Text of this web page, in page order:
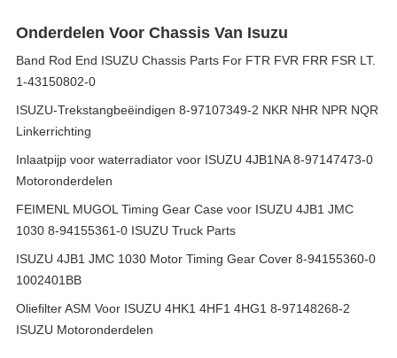
Onderdelen Voor Chassis Van Isuzu
Band Rod End ISUZU Chassis Parts For FTR FVR FRR FSR LT.
1-43150802-0
ISUZU-Trekstangbeëindigen 8-97107349-2 NKR NHR NPR NQR
Linkerrichting
Inlaatpijp voor waterradiator voor ISUZU 4JB1NA 8-97147473-0
Motoronderdelen
FEIMENL MUGOL Timing Gear Case voor ISUZU 4JB1 JMC
1030 8-94155361-0 ISUZU Truck Parts
ISUZU 4JB1 JMC 1030 Motor Timing Gear Cover 8-94155360-0
1002401BB
Oliefilter ASM Voor ISUZU 4HK1 4HF1 4HG1 8-97148268-2
ISUZU Motoronderdelen